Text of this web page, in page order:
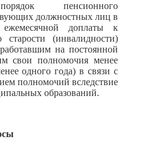
пенсионного
должностных лиц в
ежемесячной доплаты к
(инвалидности)
на постоянной
свои полномочия менее
одного года) в связи с
полномочий вследствие
образований.